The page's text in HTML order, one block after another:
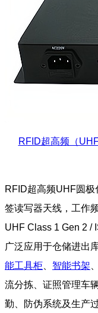
RFID超高频（
RFID超高频UHF圆
签读写器天线，工作
UHF Class 1 Gen 2 /
广泛应用于仓储进出
能工具柜
智能书架
流分拣、证照管理车
勤、防伪系统及生产